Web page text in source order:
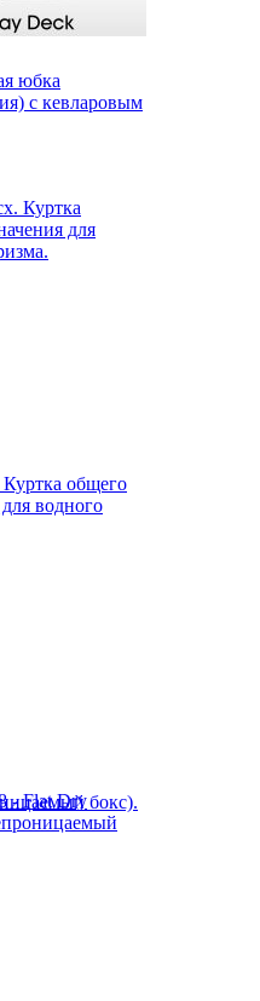
юбка
с кевларовым
общего
для водного
бокс).